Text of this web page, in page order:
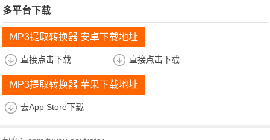
多平台下载
MP3提取转换器 安卓下载地址
直接点击下载 直接点击下载
MP3提取转换器 苹果下载地址
去App Store下载